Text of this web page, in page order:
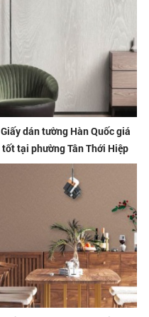
Giấy dán tường Hàn Quốc giá
tốt tại phường Tân Thới Hiệp